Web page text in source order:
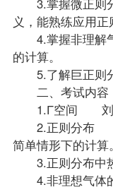
义，能熟练应用正
4.掌握非理解气
的计算。
5.了解巨正则分
二、考试内容
1.Γ空间 刘
2.正则分布 正
简单情形下的计算。
3.正则分布中热
4.非理想气体的